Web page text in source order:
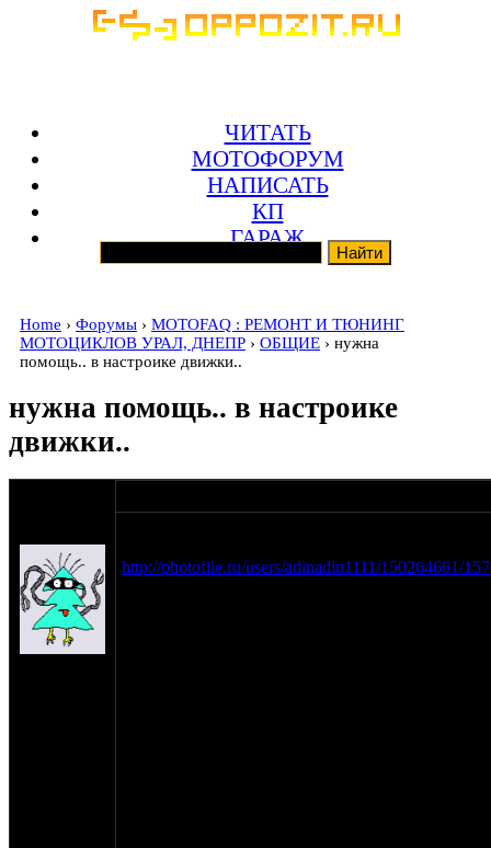
ЧИТАТЬ
МОТОФОРУМ
НАПИСАТЬ
КП
ГАРАЖ
Home › Форумы › MOTOFAQ : РЕМОНТ И ТЮНИНГ
МОТОЦИКЛОВ УРАЛ, ДНЕПР › ОБЩИЕ › нужна
помощь.. в настроике движки..
нужна помощь.. в настроике
движки..
http://photofile.ru/users/adinadin1111/150264661/